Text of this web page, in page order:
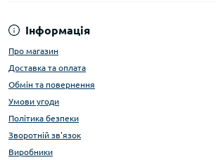
Інформація
Про магазин
Доставка та оплата
Обмін та повернення
Умови угоди
Політика безпеки
Зворотній зв'язок
Виробники